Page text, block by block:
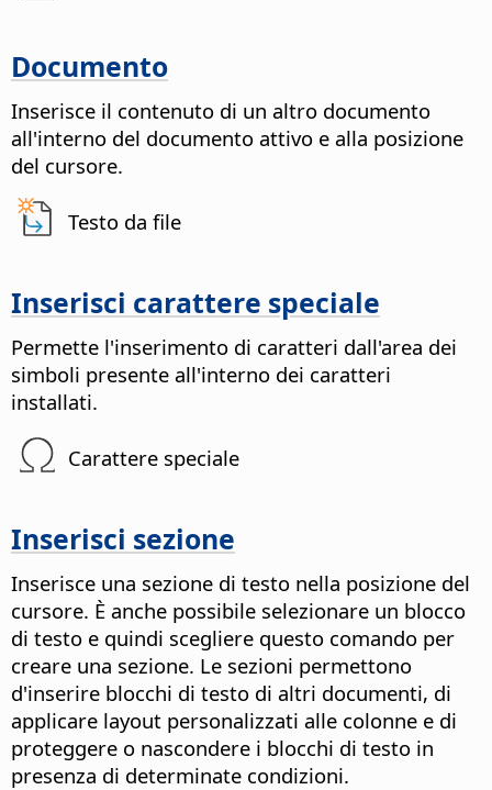
Documento
Inserisce il contenuto di un altro documento
all'interno del documento attivo e alla posizione
del cursore.
Testo da file
Inserisci carattere speciale
Permette l'inserimento di caratteri dall'area dei
simboli presente all'interno dei caratteri
installati.
Carattere speciale
Inserisci sezione
Inserisce una sezione di testo nella posizione del
cursore. È anche possibile selezionare un blocco
di testo e quindi scegliere questo comando per
creare una sezione. Le sezioni permettono
d'inserire blocchi di testo di altri documenti, di
applicare layout personalizzati alle colonne e di
proteggere o nascondere i blocchi di testo in
presenza di determinate condizioni.